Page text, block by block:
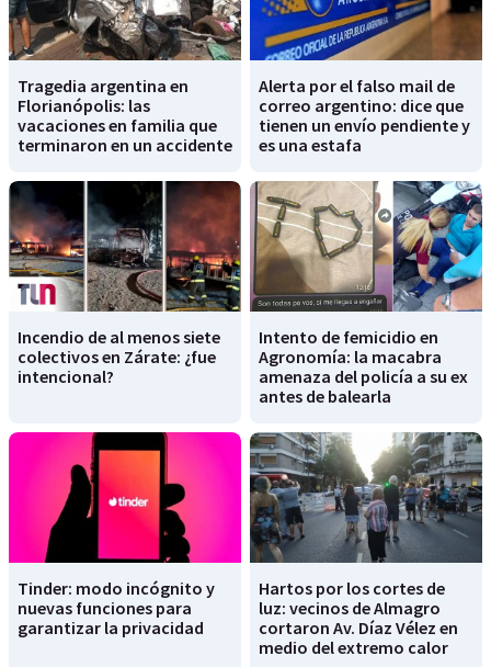
Tragedia argentina en
Florianópolis: las
vacaciones en familia que
terminaron en un accidente
Alerta por el falso mail de
correo argentino: dice que
tienen un envío pendiente y
es una estafa
Incendio de al menos siete
colectivos en Zárate: ¿fue
intencional?
Intento de femicidio en
Agronomía: la macabra
amenaza del policía a su ex
antes de balearla
Tinder: modo incógnito y
nuevas funciones para
garantizar la privacidad
Hartos por los cortes de
luz: vecinos de Almagro
cortaron Av. Díaz Vélez en
medio del extremo calor